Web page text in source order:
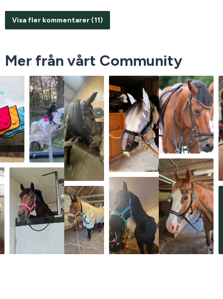
Visa fler kommentarer (11)
Mer från vårt Community